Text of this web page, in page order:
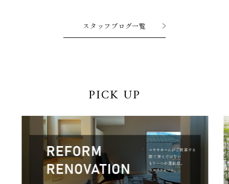
スタッフブログ一覧
PICK UP